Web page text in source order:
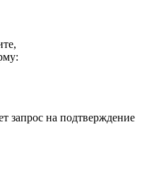
запрос на подтверждение